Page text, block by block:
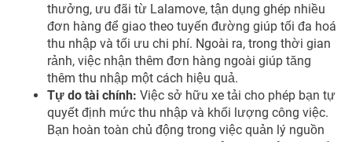
thưởng, ưu đãi từ Lalamove, tận dụng ghép nhiều
đơn hàng để giao theo tuyến đường giúp tối đa hoá
thu nhập và tối ưu chi phí. Ngoài ra, trong thời gian
rảnh, việc nhận thêm đơn hàng ngoài giúp tăng
thêm thu nhập một cách hiệu quả.
Tự do tài chính: Việc sở hữu xe tải cho phép bạn tự
quyết định mức thu nhập và khối lượng công việc.
Bạn hoàn toàn chủ động trong việc quản lý nguồn